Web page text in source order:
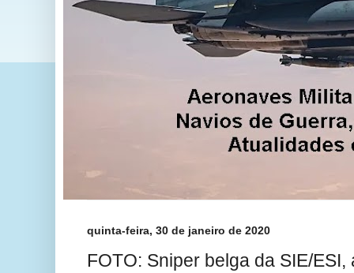
quinta-feira, 30 de janeiro de 2020
FOTO: Sniper belga da SIE/ESI,